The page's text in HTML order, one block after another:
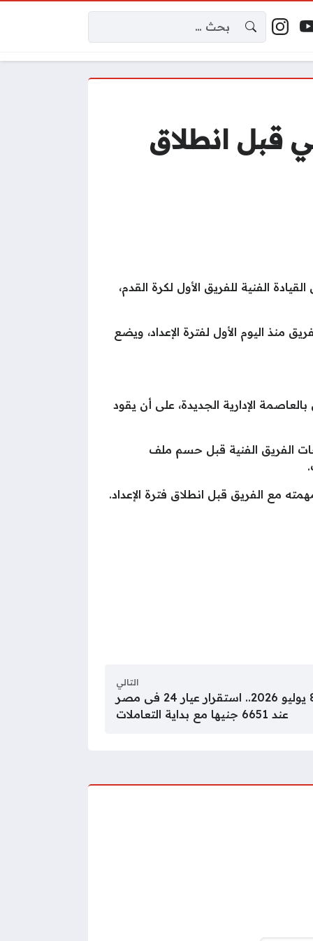
التواصلإكسإنستغرام
البحث عن:
قبل انطلاق
الفنية للفريق الأول لكرة القدم،
اليوم الأول لفترة الإعداد، ويضع
الإدارية الجديدة، على أن يقود
الفريق الفنية قبل حسم ملف
مع الفريق قبل انطلاق فترة الإعداد.
التالي
سعر الذهب اليوم الأربعاء 8 يوليو 2026.. استقرار عيار 24 فى مصر
عند 6651 جنيها مع بداية التعاملات